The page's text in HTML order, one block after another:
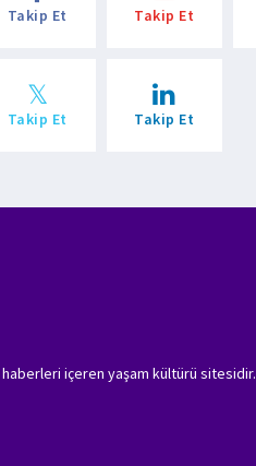
Takip Et Takip Et
Takip Et Takip Et
içeren yaşam kültürü sitesidir.